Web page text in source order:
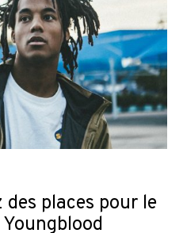
des places pour le